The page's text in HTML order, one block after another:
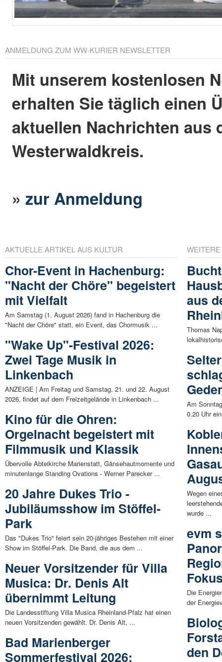
ANMELDUNG ZUM WW-KURIER NEWSLETTER
Mit unserem kostenlosen
erhalten Sie täglich einen
aktuellen Nachrichten aus
Westerwaldkreis.
»zur Anmeldung
AKTUELLE ARTIKEL AUS KULTUR
Chor-Event in Hachenburg:
"Nacht der Chöre" begeistert
mit Vielfalt
Am Samstag (1. August 2026) fand in Hachenburg die
"Nacht der Chöre" statt, ein Event, das Chormusik ...
"Wake Up"-Festival 2026:
Zwei Tage Musik in
Linkenbach
ANZEIGE | Am Freitag und Samstag, 21. und 22. August
2026, findet auf dem Freizeitgelände in Linkenbach ...
Kino für die Ohren:
Orgelnacht begeistert mit
Filmmusik und Klassik
Übervolle Abteikirche Marienstatt, Gänsehautmomente und
minutenlange Standing Ovations - Werner Parecker ...
20 Jahre Dukes Trio -
Jubiläumsshow im Stöffel-
Park
Das "Dukes Trio" feiert sein 20-jähriges Bestehen mit einer
Show im Stöffel-Park. Die Band, die aus dem ...
Neuer Vorsitzender für Villa
Musica: Dr. Denis Alt
übernimmt Leitung
Die Landesstiftung Villa Musica Rheinland-Pfalz hat einen
neuen Vorsitzenden gewählt. Dr. Denis Alt, ...
Bad Marienberger
Sommerfestival 2026:
aus
Thomas
Am
0.20 Uhr
Wegen
wurde ...
evm
Die
der
den